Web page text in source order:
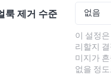
룩 제거 수준 없음
이 설정
리할지
미지가
없을 정